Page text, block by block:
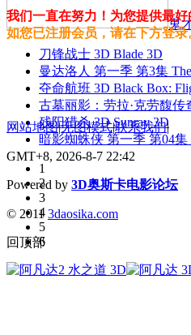
鬼
刀锋战士 3D Blade 3D
曼达洛人 第一季 第3集
夺命航班 3D Black Box:
古墓丽影：劳拉·克劳馥传
残阳猎杀 3D Sunray 3D
暗影蜘蛛侠 第一季 第04集
1
2
3
4
5
6
我们一直在努力！为您提供最好
如您已注册会员，请在下方登录
网站地图|无图模式|联系我们|
GMT+8, 2026-8-7 22:42
Powered by 3D奥斯卡电影论坛
© 20113daosika.com
回顶部